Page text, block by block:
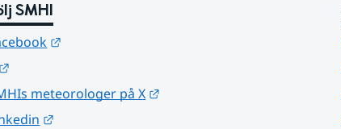
SMHI
meteorologer på X